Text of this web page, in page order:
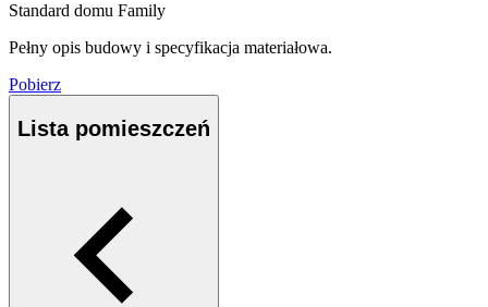
Standard domu Family
Pełny opis budowy i specyfikacja materiałowa.
Pobierz
Lista pomieszczeń